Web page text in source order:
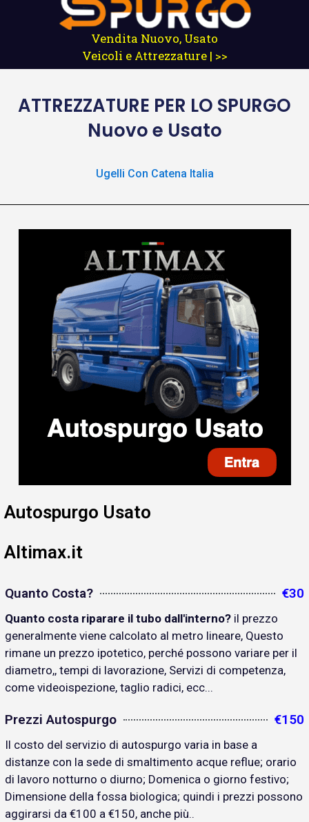
Vendita Nuovo, Usato
Veicoli e Attrezzature | >>
ATTREZZATURE PER LO SPURGO
Nuovo e Usato
Ugelli Con Catena Italia
Autospurgo Usato
Altimax.it
Quanto Costa? €30
Quanto costa riparare il tubo dall'interno? il prezzo
generalmente viene calcolato al metro lineare, Questo
rimane un prezzo ipotetico, perché possono variare per il
diametro,, tempi di lavorazione, Servizi di competenza,
come videoispezione, taglio radici, ecc...
Prezzi Autospurgo €150
Il costo del servizio di autospurgo varia in base a
distanze con la sede di smaltimento acque reflue; orario
di lavoro notturno o diurno; Domenica o giorno festivo;
Dimensione della fossa biologica; quindi i prezzi possono
aggirarsi da €100 a €150, anche più..